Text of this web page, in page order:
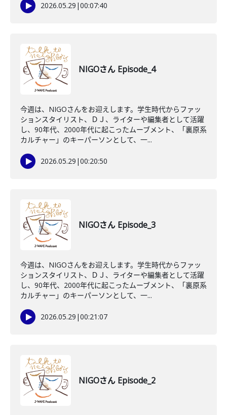
2026.05.29 |00:07:40
NIGOさん Episode_4
今週は、NIGOさんをお迎えします。学生時代からファッ
ションスタイリスト、ＤＪ、ライターや編集者として活躍
し、90年代、2000年代に起こったムーブメント、「裏原系
カルチャー」のキーパーソンとして、一...
2026.05.29 |00:20:50
NIGOさん Episode_3
今週は、NIGOさんをお迎えします。学生時代からファッ
ションスタイリスト、ＤＪ、ライターや編集者として活躍
し、90年代、2000年代に起こったムーブメント、「裏原系
カルチャー」のキーパーソンとして、一...
2026.05.29 |00:21:07
NIGOさん Episode_2